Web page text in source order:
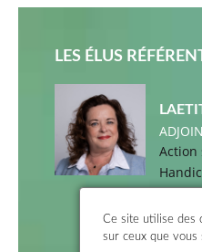
LES ÉLUS
Action
Vice-
Ce site utilise des
sur ceux que vous